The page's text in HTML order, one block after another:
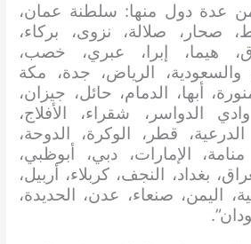
عدة دول منها: سلطنة عمان،
صحار، صلالة، نزوى، بركاء،
هيما، إبرا، عبري، خصب،
والسعودية، الرياض، جدة، مكة
أبها، الدمام، حائل، جيزان،
الدواسر، شقراء، الأفلاج،
قطر، الوكرة، الدوحة،
الإمارات، دبي، أبوظبي،
بغداد، النجف، كربلاء، أربيل،
اليمن، صنعاء، عدن، الحديدة،